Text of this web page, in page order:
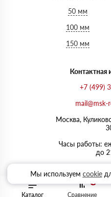
Каталог Сравнение
50 мм
100 мм
150 мм
Контактная
+7 (499)
Москва,
Часы работы:
до
Мы используем cookie